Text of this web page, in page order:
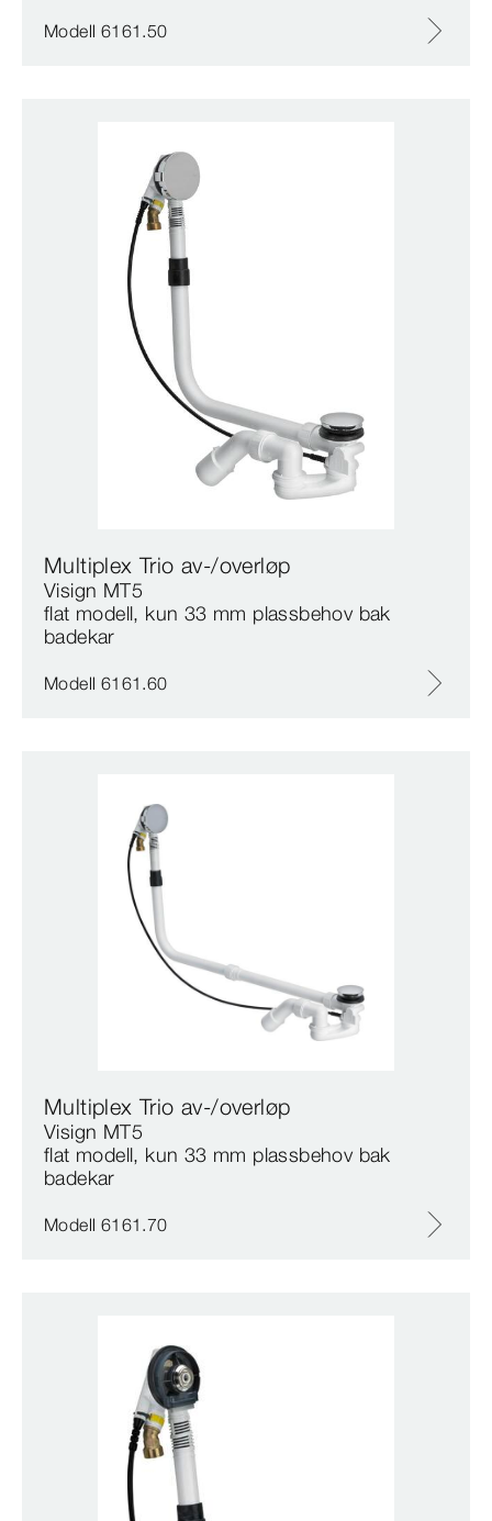
Modell 6161.50
Multiplex Trio av-/overløp
Visign MT5
flat modell, kun 33 mm plassbehov bak
badekar
Modell 6161.60
Multiplex Trio av-/overløp
Visign MT5
flat modell, kun 33 mm plassbehov bak
badekar
Modell 6161.70